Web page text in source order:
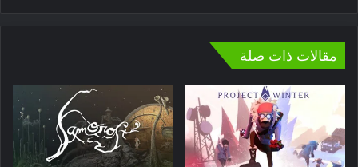
مقالات ذات صلة